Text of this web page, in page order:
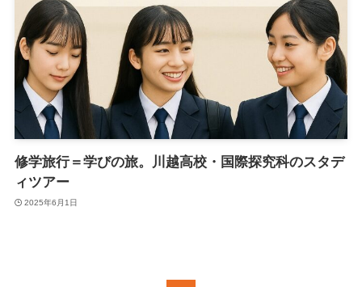
修学旅行＝学びの旅。川越高校・国際探究科のスタデ
ィツアー
2025年6月1日